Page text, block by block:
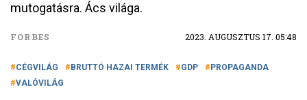
mutogatásra. Ács világa.
FORBES 2023. AUGUSZTUS 17. 05:48
CÉGVILÁG BRUTTÓ HAZAI TERMÉK GDP
PROPAGANDA
VALÓVILÁG